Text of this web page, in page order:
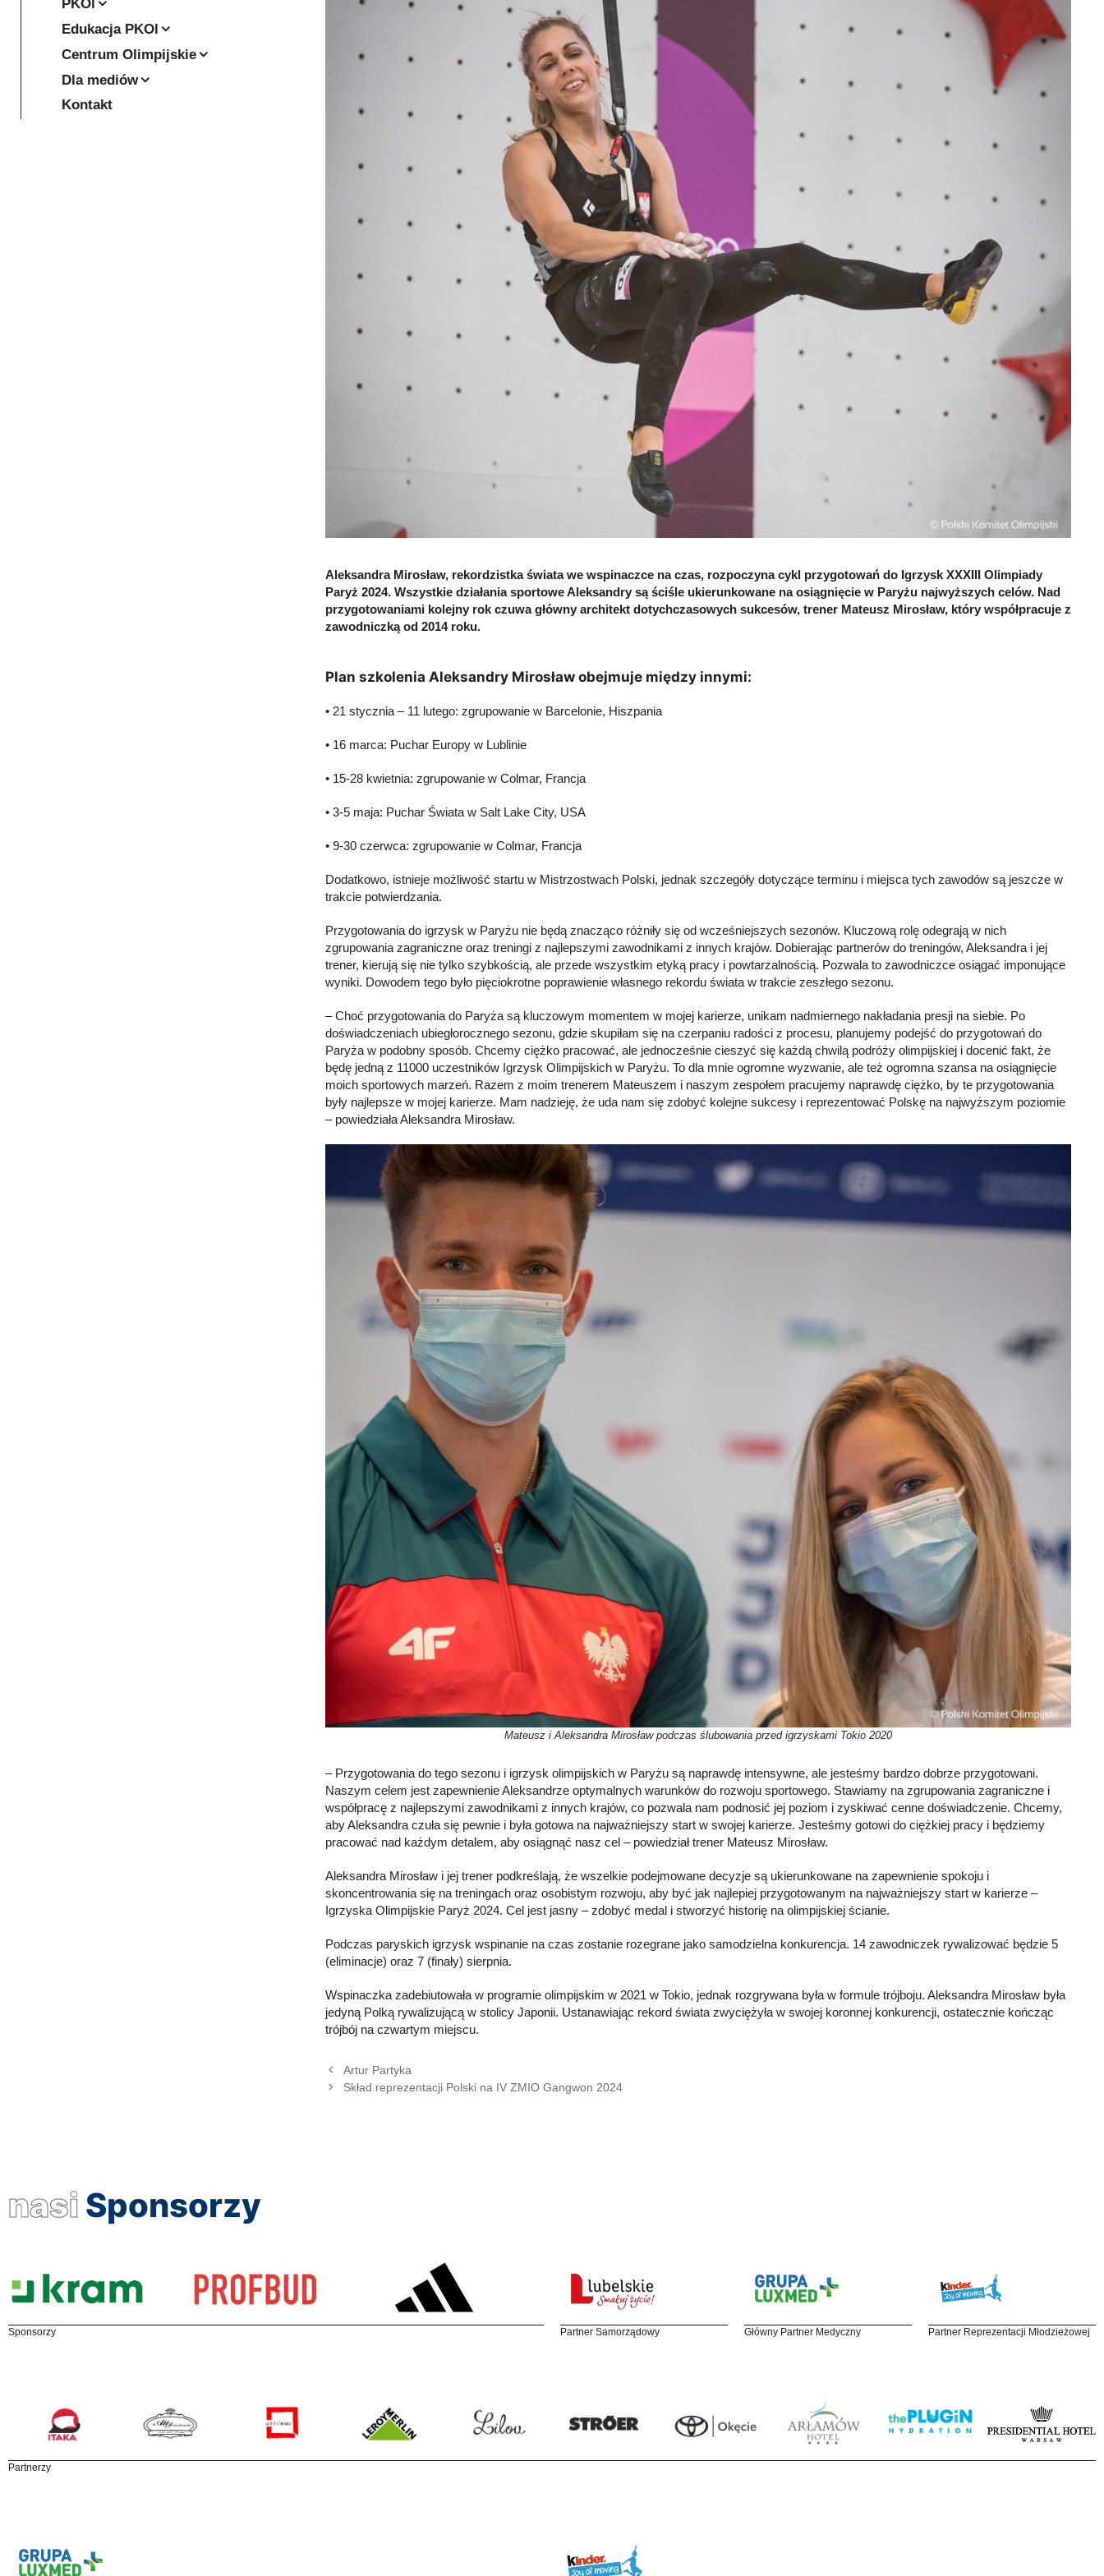
Aleksandra Mirosław, rekordzistka świata we wspinaczce na czas, rozpoczyna cykl przygotowań do Igrzysk XXXIII Olimpiady
Paryż 2024. Wszystkie działania sportowe Aleksandry są ściśle ukierunkowane na osiągnięcie w Paryżu najwyższych celów. Nad
przygotowaniami kolejny rok czuwa główny architekt dotychczasowych sukcesów, trener Mateusz Mirosław, który współpracuje z
zawodniczką od 2014 roku.
Plan szkolenia Aleksandry Mirosław obejmuje między innymi:
• 21 stycznia – 11 lutego: zgrupowanie w Barcelonie, Hiszpania
• 16 marca: Puchar Europy w Lublinie
• 15-28 kwietnia: zgrupowanie w Colmar, Francja
• 3-5 maja: Puchar Świata w Salt Lake City, USA
• 9-30 czerwca: zgrupowanie w Colmar, Francja
Dodatkowo, istnieje możliwość startu w Mistrzostwach Polski, jednak szczegóły dotyczące terminu i miejsca tych zawodów są jeszcze w
trakcie potwierdzania.
Przygotowania do igrzysk w Paryżu nie będą znacząco różniły się od wcześniejszych sezonów. Kluczową rolę odegrają w nich
zgrupowania zagraniczne oraz treningi z najlepszymi zawodnikami z innych krajów. Dobierając partnerów do treningów, Aleksandra i jej
trener, kierują się nie tylko szybkością, ale przede wszystkim etyką pracy i powtarzalnością. Pozwala to zawodniczce osiągać imponujące
wyniki. Dowodem tego było pięciokrotne poprawienie własnego rekordu świata w trakcie zeszłego sezonu.
– Choć przygotowania do Paryża są kluczowym momentem w mojej karierze, unikam nadmiernego nakładania presji na siebie. Po
doświadczeniach ubiegłorocznego sezonu, gdzie skupiłam się na czerpaniu radości z procesu, planujemy podejść do przygotowań do
Paryża w podobny sposób. Chcemy ciężko pracować, ale jednocześnie cieszyć się każdą chwilą podróży olimpijskiej i docenić fakt, że
będę jedną z 11000 uczestników Igrzysk Olimpijskich w Paryżu. To dla mnie ogromne wyzwanie, ale też ogromna szansa na osiągnięcie
moich sportowych marzeń. Razem z moim trenerem Mateuszem i naszym zespołem pracujemy naprawdę ciężko, by te przygotowania
były najlepsze w mojej karierze. Mam nadzieję, że uda nam się zdobyć kolejne sukcesy i reprezentować Polskę na najwyższym poziomie
– powiedziała Aleksandra Mirosław.
Mateusz i Aleksandra Mirosław podczas ślubowania przed igrzyskami Tokio 2020
– Przygotowania do tego sezonu i igrzysk olimpijskich w Paryżu są naprawdę intensywne, ale jesteśmy bardzo dobrze przygotowani.
Naszym celem jest zapewnienie Aleksandrze optymalnych warunków do rozwoju sportowego. Stawiamy na zgrupowania zagraniczne i
współpracę z najlepszymi zawodnikami z innych krajów, co pozwala nam podnosić jej poziom i zyskiwać cenne doświadczenie. Chcemy,
aby Aleksandra czuła się pewnie i była gotowa na najważniejszy start w swojej karierze. Jesteśmy gotowi do ciężkiej pracy i będziemy
pracować nad każdym detalem, aby osiągnąć nasz cel – powiedział trener Mateusz Mirosław.
Aleksandra Mirosław i jej trener podkreślają, że wszelkie podejmowane decyzje są ukierunkowane na zapewnienie spokoju i
skoncentrowania się na treningach oraz osobistym rozwoju, aby być jak najlepiej przygotowanym na najważniejszy start w karierze –
Igrzyska Olimpijskie Paryż 2024. Cel jest jasny – zdobyć medal i stworzyć historię na olimpijskiej ścianie.
Podczas paryskich igrzysk wspinanie na czas zostanie rozegrane jako samodzielna konkurencja. 14 zawodniczek rywalizować będzie 5
(eliminacje) oraz 7 (finały) sierpnia.
Wspinaczka zadebiutowała w programie olimpijskim w 2021 w Tokio, jednak rozgrywana była w formule trójboju. Aleksandra Mirosław była
jedyną Polką rywalizującą w stolicy Japonii. Ustanawiając rekord świata zwyciężyła w swojej koronnej konkurencji, ostatecznie kończąc
trójbój na czwartym miejscu.
Artur Partyka
Skład reprezentacji Polski na IV ZMIO Gangwon 2024
PKOl
Edukacja PKOl
Centrum Olimpijskie
Dla mediów
Kontakt
nasi Sponsorzy
Sponsorzy Partner Samorządowy Główny Partner Medyczny Partner Reprezentacji Młodzieżowej
Partnerzy